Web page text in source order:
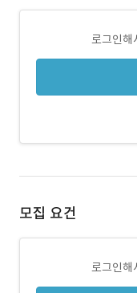
로그인해
모집 요건
로그인해